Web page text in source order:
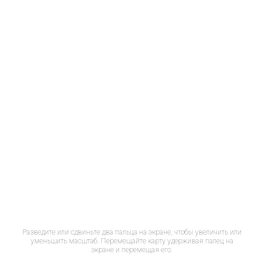
Разведите или сдвиньте два пальца на экране, чтобы увеличить или
уменьшить масштаб. Перемещайте карту удерживая палец на
экране и перемещая его.